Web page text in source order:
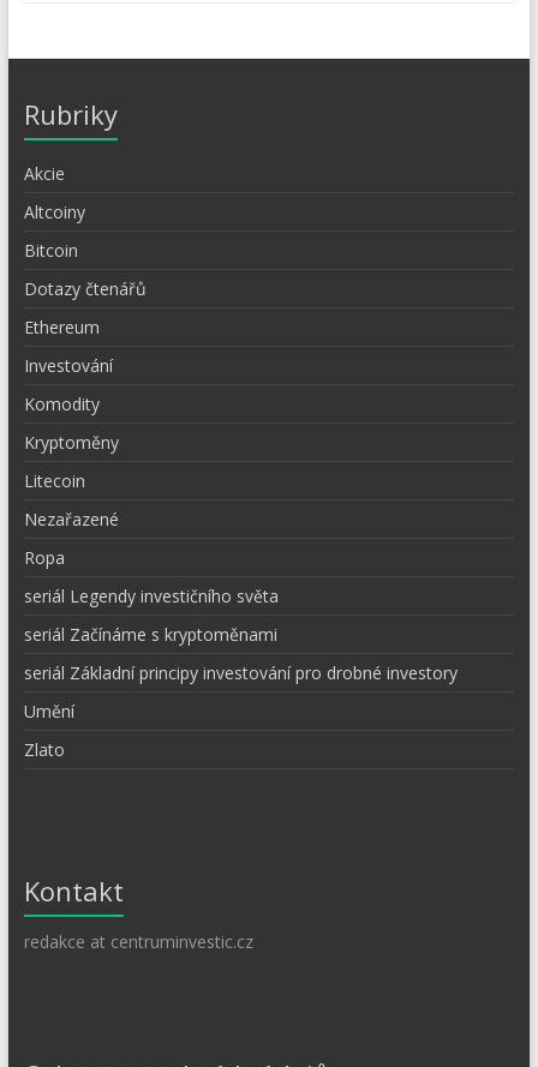
Rubriky
Akcie
Altcoiny
Bitcoin
Dotazy čtenářů
Ethereum
Investování
Komodity
Kryptoměny
Litecoin
Nezařazené
Ropa
seriál Legendy investičního světa
seriál Začínáme s kryptoměnami
seriál Základní principy investování pro drobné investory
Umění
Zlato
Kontakt
redakce at centruminvestic.cz